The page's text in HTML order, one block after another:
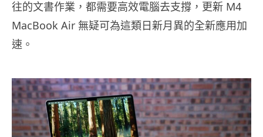
往的文書作業，都需要高效電腦去支撐，更新 M4
MacBook Air 無疑可為這類日新月異的全新應用加
速。